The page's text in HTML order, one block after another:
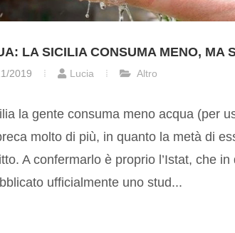
LA SICILIA CONSUMA MENO, MA
2019 Lucia Altro
la gente consuma meno acqua (per
molto di più, in quanto la metà di
A confermarlo è proprio l’Istat, che in
ufficialmente uno stud...